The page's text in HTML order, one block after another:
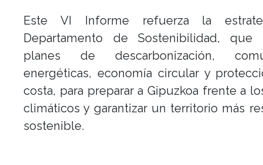
Este VI Informe refuerza la
Departamento de Sostenibilidad, que
planes de descarbonización,
energéticas, economía circular y
costa, para preparar a Gipuzkoa frente a
climáticos y garantizar un territorio más
sostenible.